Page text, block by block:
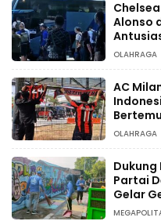
Alonso
OLAHRAGA
AC
OLAHRAGA
Dukung
Partai
Gelar
Tanam